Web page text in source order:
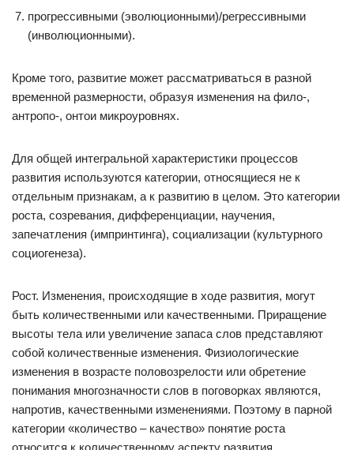
прогрессивными (эволюционными)/регрессивными
(инволюционными).
Кроме того, развитие может рассматриваться в разной
временной размерности, образуя изменения на фило-,
антропо-, онтои микроуровнях.
Для общей интегральной характеристики процессов
развития используются категории, относящиеся не к
отдельным признакам, а к развитию в целом. Это категории
роста, созревания, дифференциации, научения,
запечатления (импринтинга), социализации (культурного
социогенеза).
Рост. Изменения, происходящие в ходе развития, могут
быть количественными или качественными. Приращение
высоты тела или увеличение запаса слов представляют
собой количественные изменения. Физиологические
изменения в возрасте половозрелости или обретение
понимания многозначности слов в поговорках являются,
напротив, качественными изменениями. Поэтому в парной
категории «количество – качество» понятие роста
относится к количественному аспекту развития.